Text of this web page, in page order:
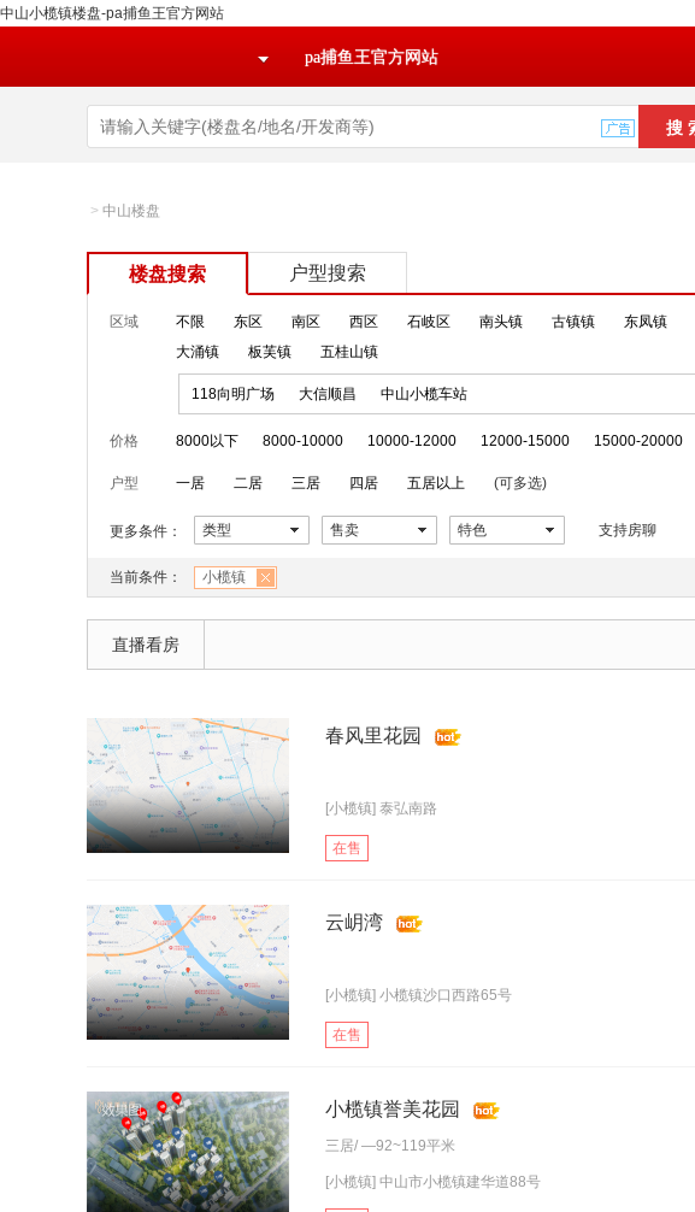
中山小榄镇楼盘-pa捕鱼王官方网站
pa捕鱼王官方网站
> 中山楼盘
楼盘搜索 户型搜索
区域 不限 东区 南区 西区 石岐区 南头镇 古镇镇 东凤镇
大涌镇
板芙镇 五桂山镇
118向明广场 大信顺昌 中山小榄车站
价格 8000以下 8000-10000 10000-12000 12000-15000 15000-20000
户型 一居 二居 三居 四居 五居以上 (可多选)
更多条件： 类型 售卖 特色 支持房聊
当前条件： 小榄镇
直播看房
春风里花园
[小榄镇] 泰弘南路
在售
云岄湾
[小榄镇] 小榄镇沙口西路65号
在售
小榄镇誉美花园
三居/ —92~119平米
[小榄镇] 中山市小榄镇建华道88号